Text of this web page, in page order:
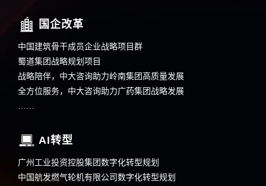
国企改革
中国建筑骨干成员企业战略项目群
蜀道集团战略规划项目
战略陪伴，中大咨询助力岭南集团高质量发展
全方位服务，中大咨询助力广药集团战略发展
AI转型
广州工业投资控股集团数字化转型规划
中国航发燃气轮机有限公司数字化转型规划